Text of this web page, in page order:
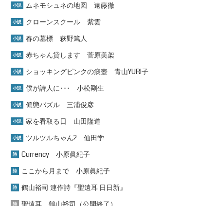
小説 ムネモシュネの地図 遠藤徹
小説 クローンスクール 紫雲
小説 春の墓標 萩野篤人
小説 赤ちゃん貸します 菅原美架
小説 ショッキングピンクの痰壺 青山YURI子
小説 僕が詩人に･･･ 小松剛生
小説 偏態パズル 三浦俊彦
小説 家を看取る日 山田隆道
小説 ツルツルちゃん2 仙田学
詩 Currency 小原眞紀子
詩 ここから月まで 小原眞紀子
詩 鶴山裕司 連作詩『聖遠耳 日日新』
詩 聖遠耳 鶴山裕司（公開終了）